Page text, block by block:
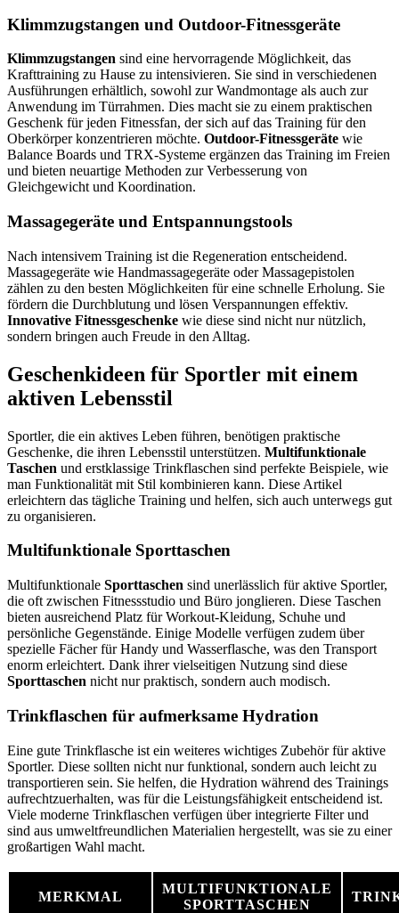
Klimmzugstangen und Outdoor-Fitnessgeräte
Klimmzugstangen sind eine hervorragende Möglichkeit, das
Krafttraining zu Hause zu intensivieren. Sie sind in verschiedenen
Ausführungen erhältlich, sowohl zur Wandmontage als auch zur
Anwendung im Türrahmen. Dies macht sie zu einem praktischen
Geschenk für jeden Fitnessfan, der sich auf das Training für den
Oberkörper konzentrieren möchte. Outdoor-Fitnessgeräte wie
Balance Boards und TRX-Systeme ergänzen das Training im Freien
und bieten neuartige Methoden zur Verbesserung von
Gleichgewicht und Koordination.
Massagegeräte und Entspannungstools
Nach intensivem Training ist die Regeneration entscheidend.
Massagegeräte wie Handmassagegeräte oder Massagepistolen
zählen zu den besten Möglichkeiten für eine schnelle Erholung. Sie
fördern die Durchblutung und lösen Verspannungen effektiv.
Innovative Fitnessgeschenke wie diese sind nicht nur nützlich,
sondern bringen auch Freude in den Alltag.
Geschenkideen für Sportler mit einem
aktiven Lebensstil
Sportler, die ein aktives Leben führen, benötigen praktische
Geschenke, die ihren Lebensstil unterstützen. Multifunktionale
Taschen und erstklassige Trinkflaschen sind perfekte Beispiele, wie
man Funktionalität mit Stil kombinieren kann. Diese Artikel
erleichtern das tägliche Training und helfen, sich auch unterwegs gut
zu organisieren.
Multifunktionale Sporttaschen
Multifunktionale Sporttaschen sind unerlässlich für aktive Sportler,
die oft zwischen Fitnessstudio und Büro jonglieren. Diese Taschen
bieten ausreichend Platz für Workout-Kleidung, Schuhe und
persönliche Gegenstände. Einige Modelle verfügen zudem über
spezielle Fächer für Handy und Wasserflasche, was den Transport
enorm erleichtert. Dank ihrer vielseitigen Nutzung sind diese
Sporttaschen nicht nur praktisch, sondern auch modisch.
Trinkflaschen für aufmerksame Hydration
Eine gute Trinkflasche ist ein weiteres wichtiges Zubehör für aktive
Sportler. Diese sollten nicht nur funktional, sondern auch leicht zu
transportieren sein. Sie helfen, die Hydration während des Trainings
aufrechtzuerhalten, was für die Leistungsfähigkeit entscheidend ist.
Viele moderne Trinkflaschen verfügen über integrierte Filter und
sind aus umweltfreundlichen Materialien hergestellt, was sie zu einer
großartigen Wahl macht.
MERKMAL
MULTIFUNKTIONALE
SPORTTASCHEN